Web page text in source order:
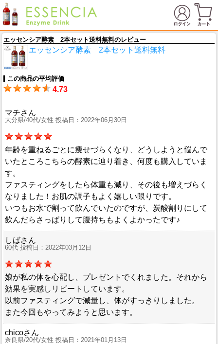
エッセンシア酵素 2本セット送料無料のレビュー
エッセンシア酵素 2本セット送料無料
この商品の平均評価
4.73
マチさん
大分県/40代/女性 投稿日：2022年06月30日
年齢を重ねるごとに痩せづらくなり、どうしようと悩んで
いたところこちらの酵素に辿り着き、何度も購入していま
す。
ファスティングをしたら体重も減り、その後も増えづらく
なりました！お肌の調子もよく嬉しい限りです。
いつもお水で割って飲んでいたのですが、炭酸割りにして
飲んだらさっぱりして腹持ちもよくよかったです♪
しばさん
60代 投稿日：2022年03月12日
娘が私の体を心配し、プレゼントでくれました。それから
効果を実感しリピートしています。
以前ファスティングで減量し、体がすっきりしました。
また今回もやってみようと思います。
chicoさん
奈良県/20代/女性 投稿日：2021年01月13日